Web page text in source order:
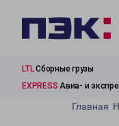
LTLСборные грузы
EXPRESS Авиа- и
Главная